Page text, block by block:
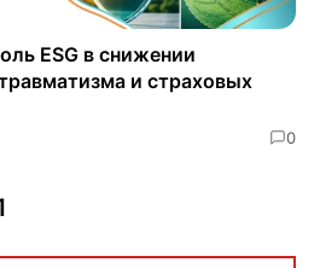
ESG в снижении
и страховых
0